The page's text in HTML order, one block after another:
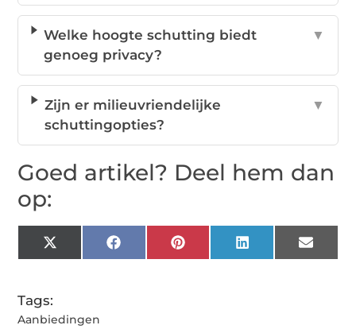
Welke hoogte schutting biedt
genoeg privacy?
▼
Zijn er milieuvriendelijke
schuttingopties?
▼
Goed artikel? Deel hem dan
op:
X
(Twitter)
FacebookPinterestLinkedIn Email
Tags:
Aanbiedingen